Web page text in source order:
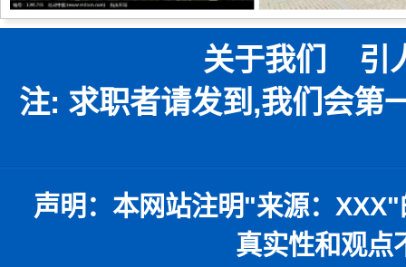
关于我们 引
注: 求职者请发到,我们会第
声明：本网站注明"来源： XXX"
真实性和观点